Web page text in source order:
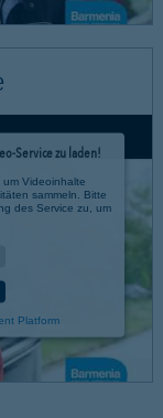
Service zu laden!
Videoinhalte
sammeln. Bitte
des Service zu, um
Platform